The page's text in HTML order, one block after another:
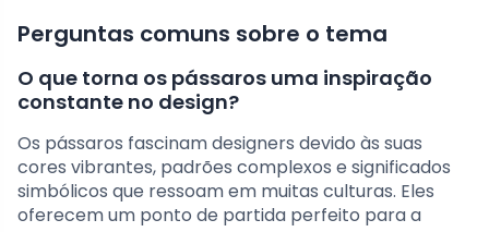
Perguntas comuns sobre o tema
O que torna os pássaros uma inspiração
constante no design?
Os pássaros fascinam designers devido às suas
cores vibrantes, padrões complexos e significados
simbólicos que ressoam em muitas culturas. Eles
oferecem um ponto de partida perfeito para a